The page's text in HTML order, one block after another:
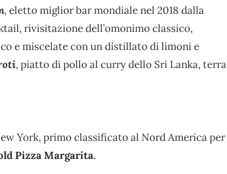
, eletto miglior bar mondiale nel 2018 dalla
rivisitazione dell’omonimo classico,
e miscelate con un distillato di limoni e
, piatto di pollo al curry dello Sri Lanka, terra
York, primo classificato al Nord America per
Pizza Margarita.